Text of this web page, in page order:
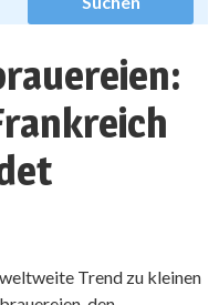
Trend zu kleinen